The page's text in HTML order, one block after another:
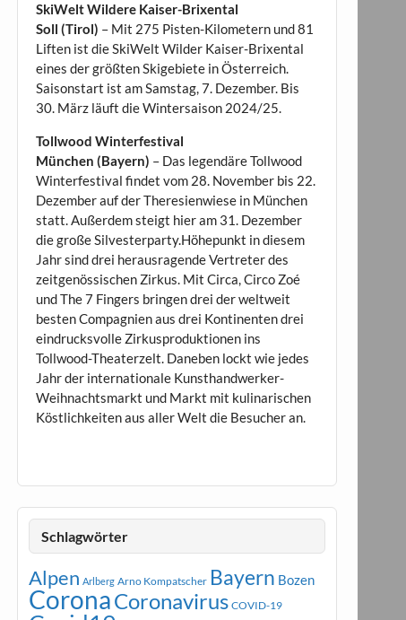
SkiWelt Wildere Kaiser-Brixental
Soll (Tirol) – Mit 275 Pisten-Kilometern und 81
Liften ist die SkiWelt Wilder Kaiser-Brixental
eines der größten Skigebiete in Österreich.
Saisonstart ist am Samstag, 7. Dezember. Bis
30. März läuft die Wintersaison 2024/25.
Tollwood Winterfestival
München (Bayern) – Das legendäre Tollwood
Winterfestival findet vom 28. November bis 22.
Dezember auf der Theresienwiese in München
statt. Außerdem steigt hier am 31. Dezember
die große Silvesterparty.Höhepunkt in diesem
Jahr sind drei herausragende Vertreter des
zeitgenössischen Zirkus. Mit Circa, Circo Zoé
und The 7 Fingers bringen drei der weltweit
besten Compagnien aus drei Kontinenten drei
eindrucksvolle Zirkusproduktionen ins
Tollwood-Theaterzelt. Daneben lockt wie jedes
Jahr der internationale Kunsthandwerker-
Weihnachtsmarkt und Markt mit kulinarischen
Köstlichkeiten aus aller Welt die Besucher an.
Schlagwörter
Alpen Arlberg Arno Kompatscher Bayern Bozen
CoronaCoronavirus COVID-19